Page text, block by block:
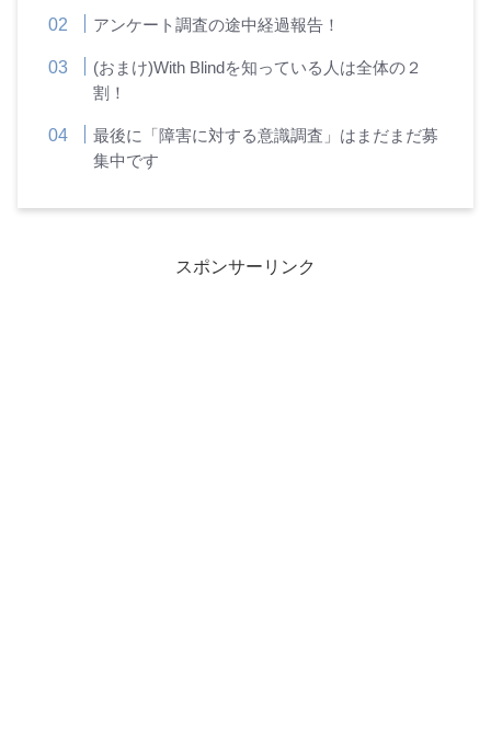
アンケート調査の途中経過報告！
(おまけ)With Blindを知っている人は全体の２
割！
最後に「障害に対する意識調査」はまだまだ募
集中です
スポンサーリンク